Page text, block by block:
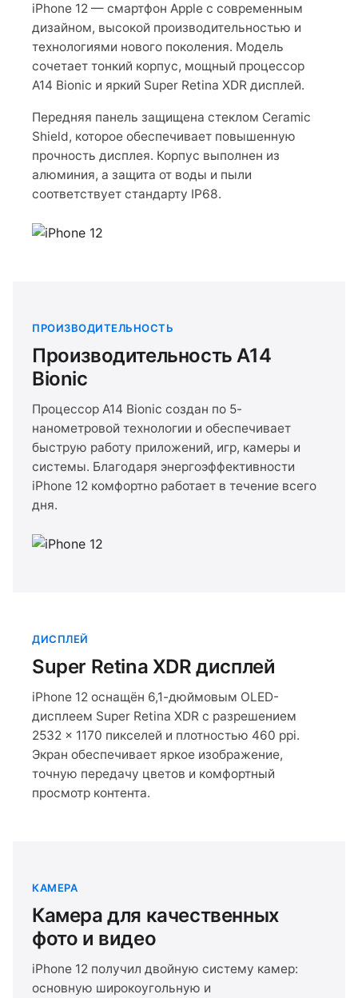
iPhone 12 — смартфон Apple с современным
дизайном, высокой производительностью и
технологиями нового поколения. Модель
сочетает тонкий корпус, мощный процессор
A14 Bionic и яркий Super Retina XDR дисплей.
Передняя панель защищена стеклом Ceramic
Shield, которое обеспечивает повышенную
прочность дисплея. Корпус выполнен из
алюминия, а защита от воды и пыли
соответствует стандарту IP68.
ПРОИЗВОДИТЕЛЬНОСТЬ
Производительность A14
Bionic
Процессор A14 Bionic создан по 5-
нанометровой технологии и обеспечивает
быструю работу приложений, игр, камеры и
системы. Благодаря энергоэффективности
iPhone 12 комфортно работает в течение всего
дня.
ДИСПЛЕЙ
Super Retina XDR дисплей
iPhone 12 оснащён 6,1-дюймовым OLED-
дисплеем Super Retina XDR с разрешением
2532 × 1170 пикселей и плотностью 460 ppi.
Экран обеспечивает яркое изображение,
точную передачу цветов и комфортный
просмотр контента.
КАМЕРА
Камера для качественных
фото и видео
iPhone 12 получил двойную систему камер:
основную широкоугольную и